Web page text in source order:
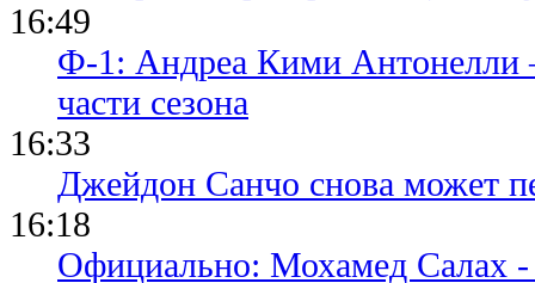
16:49
Ф-1: Андреа Кими Антонелли
части сезона
16:33
Джейдон Санчо снова может
16:18
Официально: Мохамед Салах -